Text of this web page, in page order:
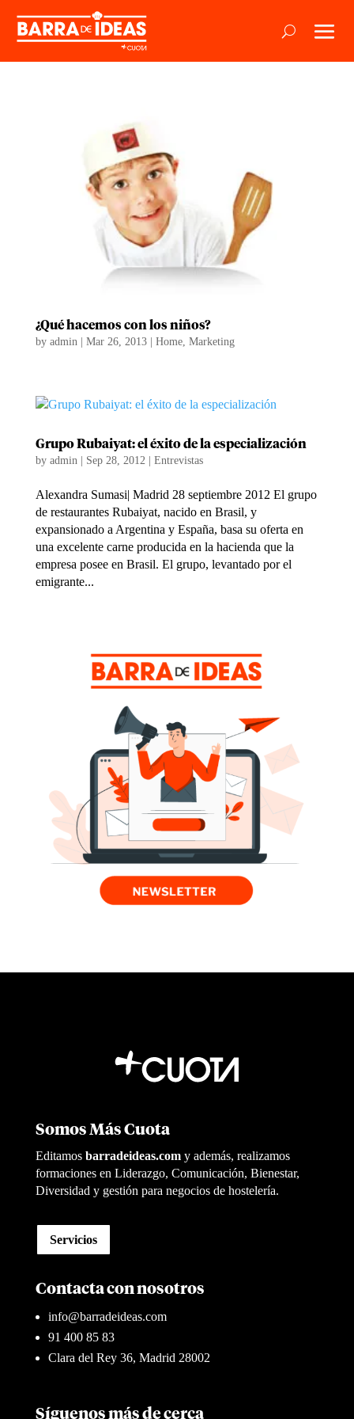
¿Qué hacemos con los niños?
by admin| Mar 26, 2013| Home, Marketing
Grupo Rubaiyat: el éxito de la especialización
by admin| Sep 28, 2012| Entrevistas
Alexandra Sumasi| Madrid 28 septiembre 2012 El grupo
de restaurantes Rubaiyat, nacido en Brasil, y
expansionado a Argentina y España, basa su oferta en
una excelente carne producida en la hacienda que la
empresa posee en Brasil. El grupo, levantado por el
emigrante...
Somos Más Cuota
Editamosbarradeideas.com y además, realizamos
formaciones en Liderazgo, Comunicación, Bienestar,
Diversidad y gestión para negocios de hostelería.
Servicios
Contacta con nosotros
info@barradeideas.com
91 400 85 83
Clara del Rey 36, Madrid 28002
Síguenos más de cerca